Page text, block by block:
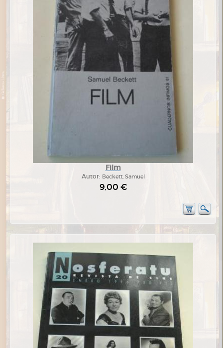
Film
Autor: Beckett, Samuel
9,00 €